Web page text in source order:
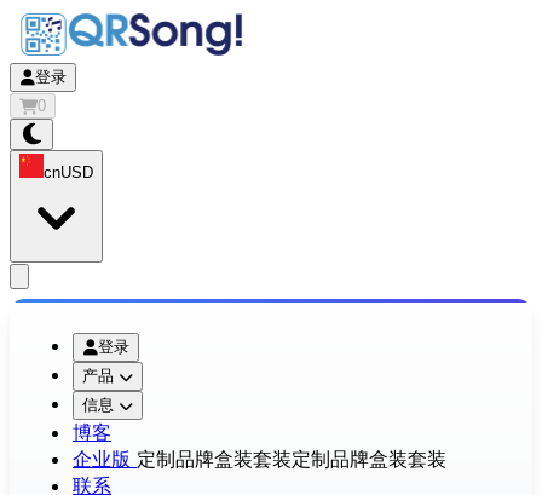
登录
0
cnUSD
登录
产品
信息
博客
企业版 定制品牌盒装套装定制品牌盒装套装
联系